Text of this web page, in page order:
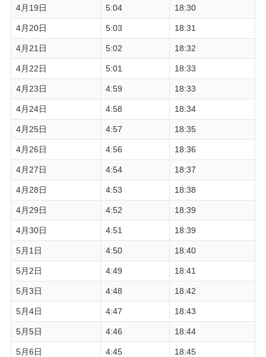
4月19日 5:04 18:30
4月20日 5:03 18:31
4月21日 5:02 18:32
4月22日 5:01 18:33
4月23日 4:59 18:33
4月24日 4:58 18:34
4月25日 4:57 18:35
4月26日 4:56 18:36
4月27日 4:54 18:37
4月28日 4:53 18:38
4月29日 4:52 18:39
4月30日 4:51 18:39
5月1日 4:50 18:40
5月2日 4:49 18:41
5月3日 4:48 18:42
5月4日 4:47 18:43
5月5日 4:46 18:44
5月6日 4:45 18:45